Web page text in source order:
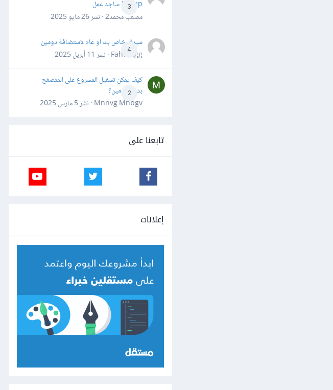
3
&ccnp ساجد عمل
مصعب محمد2 · نشر
26 مايو 2025
4
سيرفر خاص بك او عام لاستضافة دومين
Fahd Ggg · نشر
11 أبريل 2025
2
كيف يمكن تشغيل المشروع على المتصفح
بدون دومين؟
Mnnvg Mnbgv · نشر
5 مارس 2025
تابعنا على
إعلانات